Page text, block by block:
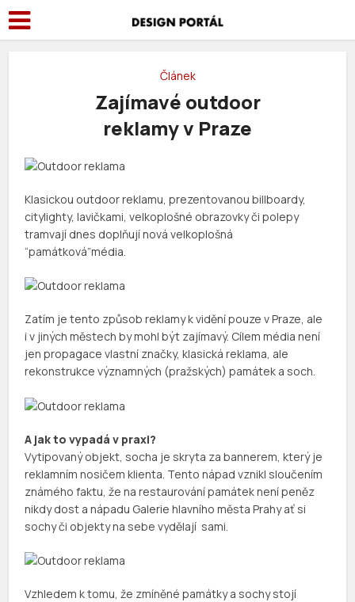
Článek
Zajímavé outdoor
reklamy v Praze
Klasickou outdoor reklamu, prezentovanou billboardy,
citylighty, lavičkami, velkoplošné obrazovky či polepy
tramvají dnes doplňují nová velkoplošná
“památková”média.
Zatím je tento způsob reklamy k vidění pouze v Praze, ale
i v jiných městech by mohl být zajímavý. Cílem média není
jen propagace vlastní značky, klasická reklama, ale
rekonstrukce významných (pražských) památek a soch.
A jak to vypadá v praxi?
Vytipovaný objekt, socha je skryta za bannerem, který je
reklamním nosičem klienta. Tento nápad vznikl sloučením
známého faktu, že na restaurování památek není peněz
nikdy dost a nápadu Galerie hlavního města Prahy ať si
sochy či objekty na sebe vydělají sami.
Vzhledem k tomu, že zmíněné památky a sochy stojí